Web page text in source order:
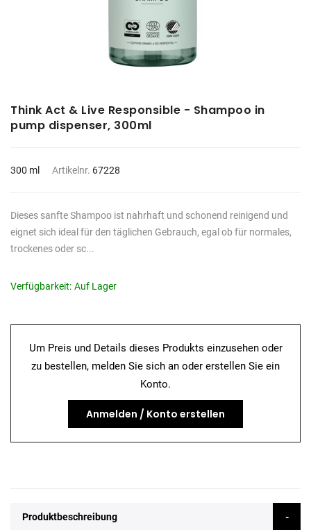
Think Act & Live Responsible - Shampoo in
pump dispenser, 300ml
300 ml Artikelnr. 67228
Dieses sanfte Shampoo ist nahrhaft und schonend reinigend und
eignet sich ideal für den täglichen Gebrauch, egal ob für normales,
trockenes oder sc...
Verfügbarkeit: Auf Lager
Um Preis und Details dieses Produkts einzusehen oder
zu bestellen, melden Sie sich an oder erstellen Sie ein
Konto.
Anmelden / Konto erstellen
Produktbeschreibung